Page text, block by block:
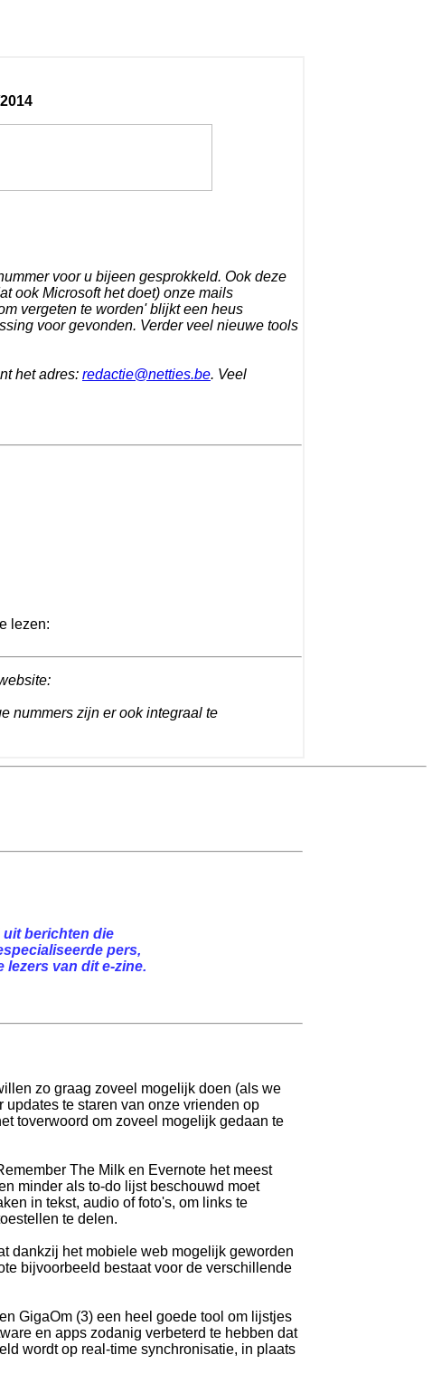
voor u bijeen gesprokkeld. Ook deze
ook Microsoft het doet) onze mails
vergeten te worden' blijkt een heus
voor gevonden. Verder veel nieuwe tools
het adres: redactie@netties.be. Veel
lezen:
nummers zijn er ook integraal te
berichten die
pers,
van dit e-zine.
zo graag zoveel mogelijk doen (als we
te staren van onze vrienden op
toverwoord om zoveel mogelijk gedaan te
The Milk en Evernote het meest
minder als to-do lijst beschouwd moet
in tekst, audio of foto's, om links te
te delen.
dankzij het mobiele web mogelijk geworden
bijvoorbeeld bestaat voor de verschillende
GigaOm (3) een heel goede tool om lijstjes
en apps zodanig verbeterd te hebben dat
wordt op real-time synchronisatie, in plaats